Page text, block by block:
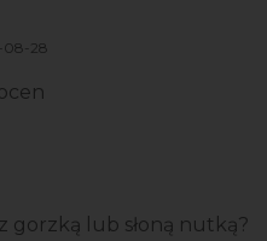
08-28
gorzką lub słoną nutką?